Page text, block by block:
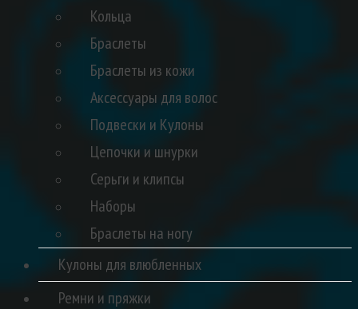
Кольца
Браслеты
Браслеты из кожи
Аксессуары для волос
Подвески и Кулоны
Цепочки и шнурки
Серьги и клипсы
Наборы
Браслеты на ногу
Кулоны для влюбленных
Ремни и пряжки